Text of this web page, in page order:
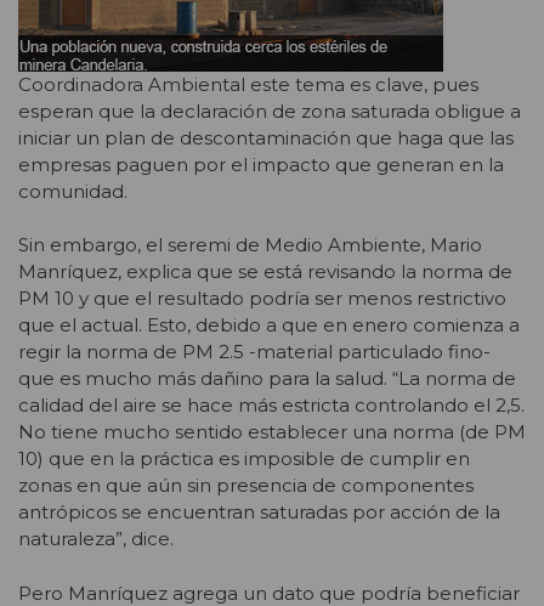
Coordinadora Ambiental este tema es clave, pues
esperan que la declaración de zona saturada obligue a
iniciar un plan de descontaminación que haga que las
empresas paguen por el impacto que generan en la
comunidad.
Sin embargo, el seremi de Medio Ambiente, Mario
Manríquez, explica que se está revisando la norma de
PM 10 y que el resultado podría ser menos restrictivo
que el actual. Esto, debido a que en enero comienza a
regir la norma de PM 2.5 -material particulado fino-
que es mucho más dañino para la salud. “La norma de
calidad del aire se hace más estricta controlando el 2,5.
No tiene mucho sentido establecer una norma (de PM
10) que en la práctica es imposible de cumplir en
zonas en que aún sin presencia de componentes
antrópicos se encuentran saturadas por acción de la
naturaleza”, dice.
Pero Manríquez agrega un dato que podría beneficiar